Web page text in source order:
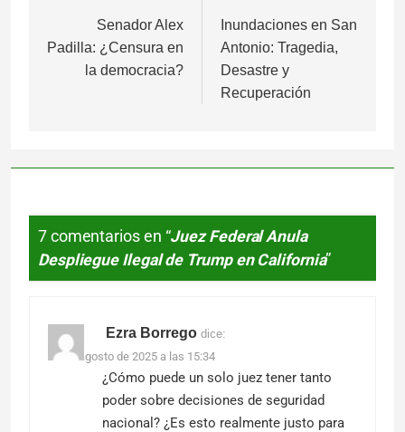
de
entradas
Senador Alex
Padilla: ¿Censura en
la democracia?
Inundaciones en San
Antonio: Tragedia,
Desastre y
Recuperación
7 comentarios en “Juez Federal Anula
Despliegue Ilegal de Trump en California”
Ezra Borrego dice:
10 de agosto de 2025 a las 15:34
¿Cómo puede un solo juez tener tanto
poder sobre decisiones de seguridad
nacional? ¿Es esto realmente justo para